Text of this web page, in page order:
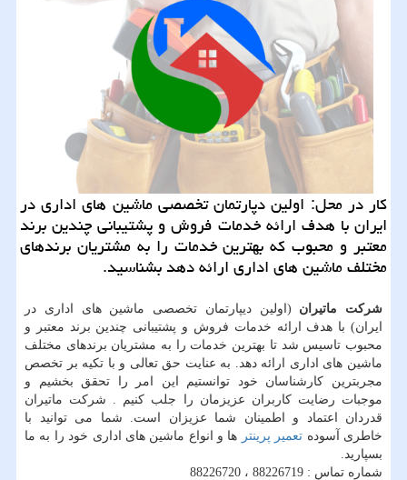
كار در محل: اولین دپارتمان تخصصی ماشین های اداری در
ایران با هدف ارائه خدمات فروش و پشتیبانی چندین برند
معتبر و محبوب كه بهترین خدمات را به مشتریان برندهای
مختلف ماشین های اداری ارائه دهد بشناسید.
شرکت ماتیران (اولین دیپارتمان تخصصی ماشین های اداری در
ایران) با هدف ارائه خدمات فروش و پشتیبانی چندین برند معتبر و
محبوب تاسیس شد تا بهترین خدمات را به مشتریان برندهای مختلف
ماشین های اداری ارائه دهد. به عنایت حق تعالی و با تکیه بر تخصص
مجربترین کارشناسان خود توانستیم این امر را تحقق بخشیم و
موجبات رضایت کاربران عزیزمان را جلب کنیم . شرکت ماتیران
قدردان اعتماد و اطمینان شما عزیزان است. شما می توانید با
خاطری آسوده تعمیر پرینتر ها و انواع ماشین های اداری خود را به ما
بسپارید.
شماره تماس : 88226719 ، 88226720